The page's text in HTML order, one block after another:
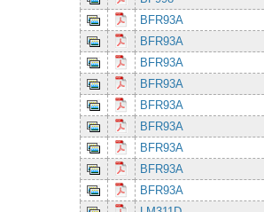
BFR93A
BFR93A
BFR93A
BFR93A
BFR93A
BFR93A
BFR93A
BFR93A
BFR93A